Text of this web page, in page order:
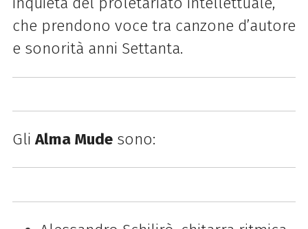
che prendono voce tra canzone d’autore
e sonorità anni Settanta.
GliAlma Mudesono: